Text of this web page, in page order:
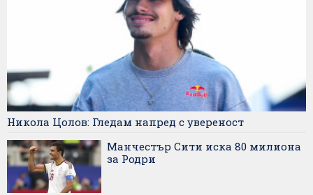
Никола Цолов: Гледам напред с увереност
Манчестър Сити иска 80 милиона
за Родри